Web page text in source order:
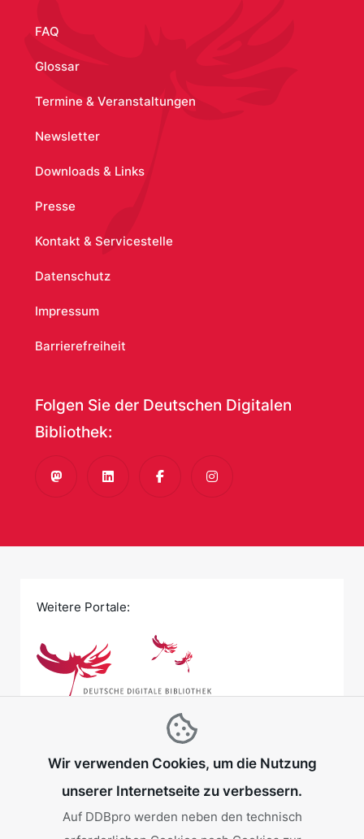
Wir verwenden Cookies, um die Nutzung
unserer Internetseite zu verbessern.
Auf DDBpro werden neben den technisch
FAQ
Glossar
Termine & Veranstaltungen
Newsletter
Downloads & Links
Presse
Kontakt & Servicestelle
Datenschutz
Impressum
Barrierefreiheit
Folgen Sie der Deutschen Digitalen
Bibliothek:
MastodonLinkedInFacebookInstagram
Weitere Portale: